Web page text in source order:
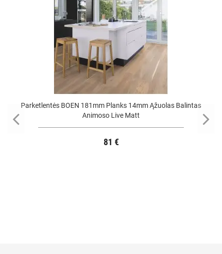
Parketlentės BOEN 181mm Planks 14mm Ąžuolas Balintas
Animoso Live Matt
81 €